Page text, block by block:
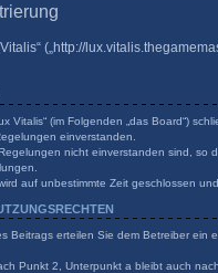
(„http://
Vitalis“ (im Folgenden „das Board“)
einverstanden.
nicht einverstanden sind, so
auf unbestimmte Zeit geschlossen
Beitrags erteilen Sie dem Betreiber
Punkt 2, Unterpunkt a bleibt auch